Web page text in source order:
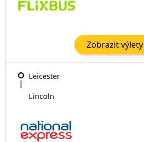
Zobrazit výlety
Leicester
Lincoln